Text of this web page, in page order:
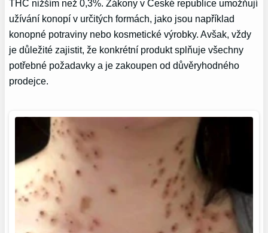
THC nižším než 0,3%. Zákony v České republice umožňují
užívání konopí v určitých formách, jako jsou například
konopné potraviny nebo kosmetické výrobky. Avšak, vždy
je důležité zajistit, že konkrétní produkt splňuje všechny
potřebné požadavky a je zakoupen od důvěryhodného
prodejce.